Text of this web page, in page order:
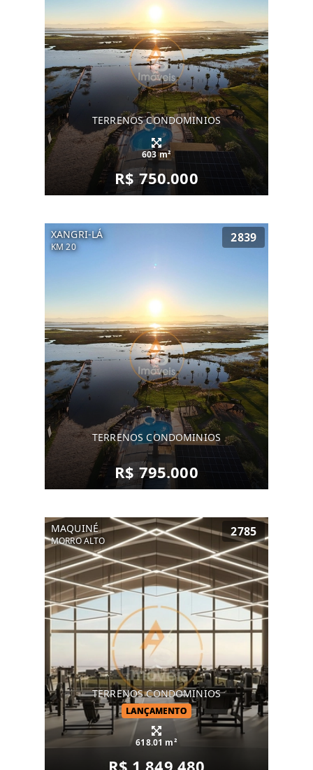
TERRENOS CONDOMINIOS
603 m²
R$ 750.000
XANGRI-LÁ
KM 20
2839
TERRENOS CONDOMINIOS
R$ 795.000
MAQUINÉ
MORRO ALTO
2785
TERRENOS CONDOMINIOS
LANÇAMENTO
618.01 m²